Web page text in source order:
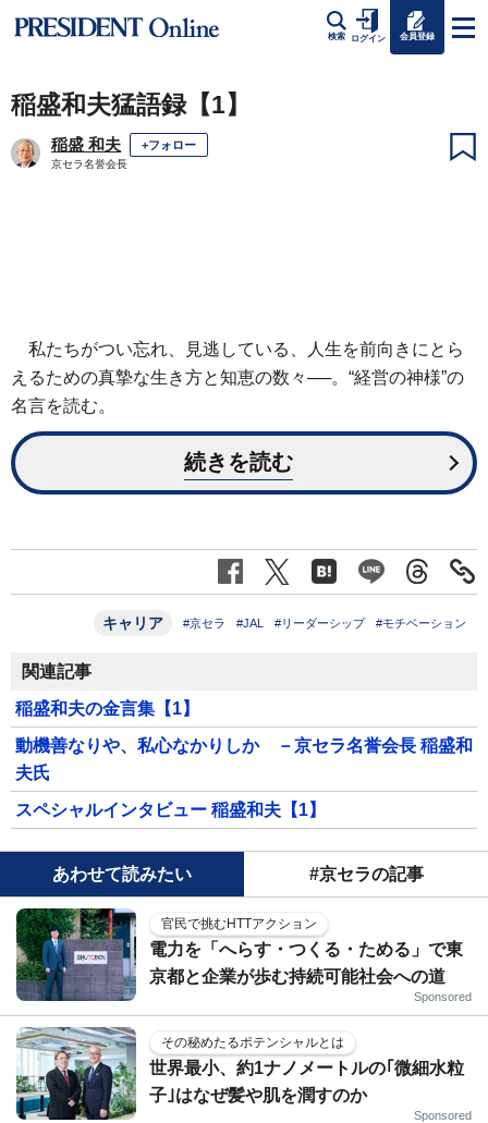
検索 ログイン 会員登録
稲盛和夫猛語録【1】
稲盛 和夫 +フォロー
京セラ名誉会長
私たちがつい忘れ、見逃している、人生を前向きにとら
えるための真摯な生き方と知恵の数々──。“経営の神様”の
名言を読む。
続きを読む
キャリア #京セラ #JAL #リーダーシップ #モチベーション
関連記事
稲盛和夫の金言集【1】
動機善なりや、私心なかりしか －京セラ名誉会長 稲盛和
夫氏
スペシャルインタビュー 稲盛和夫【1】
あわせて読みたい #京セラの記事
官民で挑むHTTアクション
電力を「へらす・つくる・ためる」で東
京都と企業が歩む持続可能社会への道
Sponsored
その秘めたるポテンシャルとは
世界最小、約1ナノメートルの｢微細水粒
子｣はなぜ髪や肌を潤すのか
Sponsored